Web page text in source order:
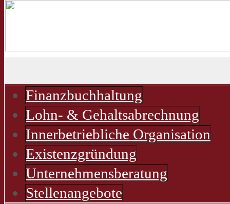
Finanzbuchhaltung
Lohn- & Gehaltsabrechnung
Innerbetriebliche Organisation
Existenzgründung
Unternehmensberatung
Stellenangebote